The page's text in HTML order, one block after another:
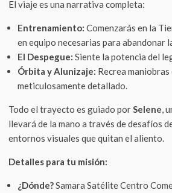
El viaje es una narrativa completa:
Entrenamiento: Comenzarás en la
en equipo necesarias para abandonar
El Despegue: Siente la potencia del
Órbita y Alunizaje: Recrea
meticulosamente detallado.
Todo el trayecto es guiado porSelene,
llevará de la mano a través de desafíos
entornos visuales que quitan el aliento.
Detalles para tu misión:
¿Dónde?Samara Satélite Centro